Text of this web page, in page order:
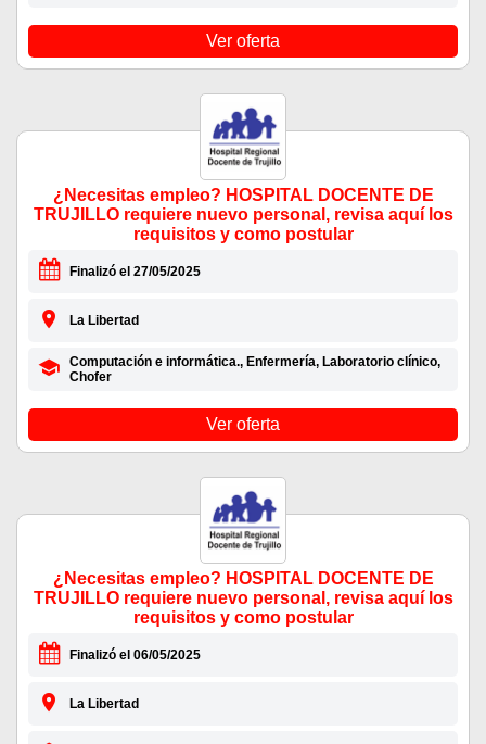
Ver oferta
¿Necesitas empleo? HOSPITAL DOCENTE DE
TRUJILLO requiere nuevo personal, revisa aquí los
requisitos y como postular
Finalizó el 27/05/2025
La Libertad
Computación e informática., Enfermería, Laboratorio clínico,
Chofer
Ver oferta
¿Necesitas empleo? HOSPITAL DOCENTE DE
TRUJILLO requiere nuevo personal, revisa aquí los
requisitos y como postular
Finalizó el 06/05/2025
La Libertad